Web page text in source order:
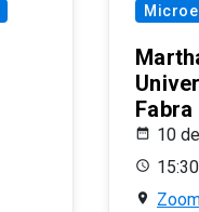
Fabra
10
15:30